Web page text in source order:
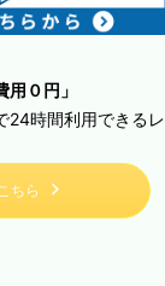
用０円」
24時間利用できるレ
ちら